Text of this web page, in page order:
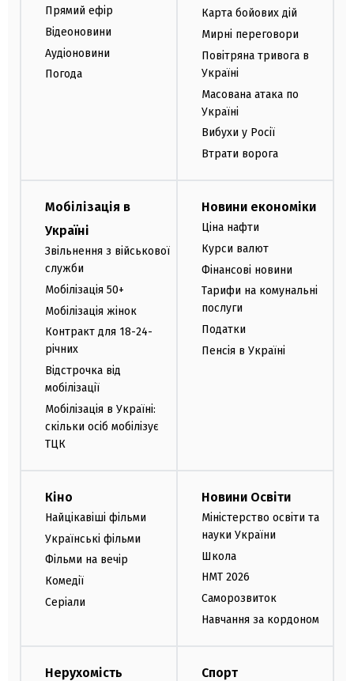
Прямий ефір
Відеоновини
Аудіоновини
Погода
Карта бойових дій
Мирні переговори
Повітряна тривога в
Україні
Масована атака по
Україні
Вибухи у Росії
Втрати ворога
Мобілізація в
Україні
Звільнення з військової
служби
Мобілізація 50+
Мобілізація жінок
Контракт для 18-24-
річних
Відстрочка від
мобілізації
Мобілізація в Україні:
скільки осіб мобілізує
ТЦК
Новини економіки
Ціна нафти
Курси валют
Фінансові новини
Тарифи на комунальні
послуги
Податки
Пенсія в Україні
Кіно
Найцікавіші фільми
Українські фільми
Фільми на вечір
Комедії
Серіали
Новини Освіти
Міністерство освіти та
науки України
Школа
НМТ 2026
Саморозвиток
Навчання за кордоном
Нерухомість Спорт